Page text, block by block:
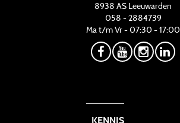
8938 AS Leeuwarden
058 - 2884739
Ma t/m Vr - 07:30 - 17:00
KENNIS